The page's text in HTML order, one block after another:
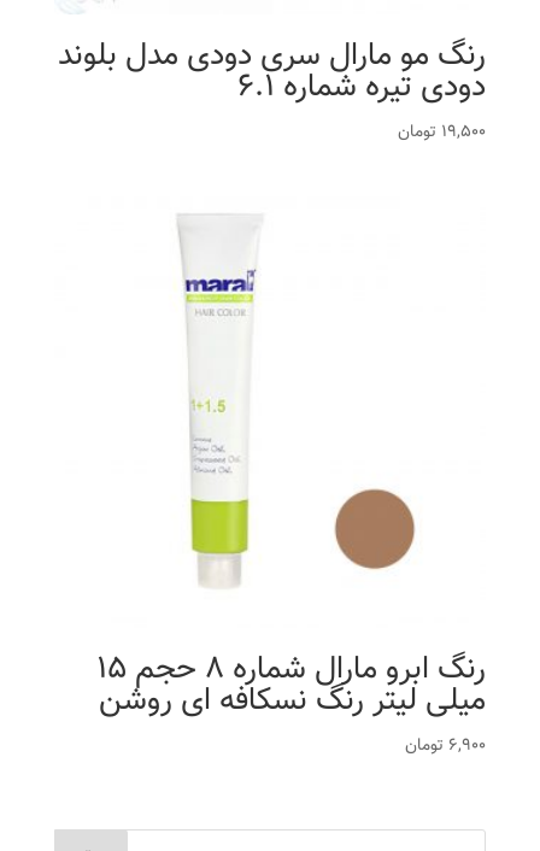
رنگ مو مارال سری دودی مدل بلوند
دودی تیره شماره 6.1
19,500 تومان
رنگ ابرو مارال شماره 8 حجم 15
میلی لیتر رنگ نسکافه ای روشن
6,900 تومان